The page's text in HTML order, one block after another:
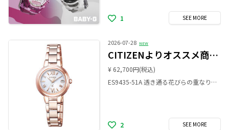
1 SEE MORE
2026-07-28 NEW
CITIZENよりオススメ商品のご案内です！
¥ 62,700円(税込)
ES9435-51A 透き通る花びらの重なりをイメージした文字板と、草花のようにのびやかで柔らかな印象のインデックス。 光の角度によって淡く繊細に浮き出る花びらのパターンが女性らしい手元を演出します。 サクラカラーを採用した女性らしい華やかなモデルとなっています。 是非お手に取ってみて下さい。 ご来店を心よりお待ちしております。
2 SEE MORE